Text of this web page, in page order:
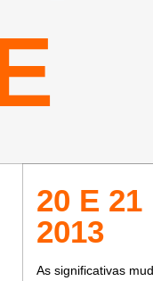
20 E 21
2013
As significativas